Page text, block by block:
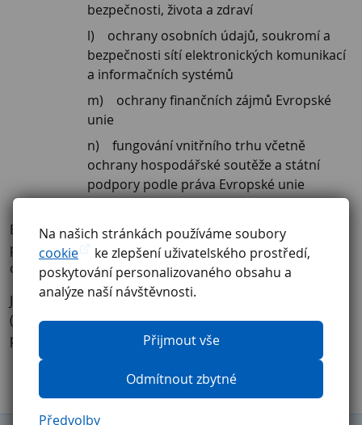
Na našich stránkách používáme soubory
cookie
ke zlepšení uživatelského prostředí,
poskytování personalizovaného obsahu a
analýze naší návštěvnosti.
Přijmout vše
Odmítnout zbytné
Předvolby
bezpečnosti, života a zdraví
ochrany osobních údajů, soukromí a
bezpečnosti sítí elektronických komunikací
a informačních systémů
ochrany finančních zájmů Evropské
unie
fungování vnitřního trhu včetně
ochrany hospodářské soutěže a státní
podpory podle práva Evropské unie
Bližší informace vztahující se k oznamování porušování
práv EU jsou uvedeny v zákoně č. 171/2023 Sb., o
ochraně oznamovatelů.
Jihostroj a. s. prohlašuje, že má vydán vnitřní předpis
(směrnici), který kompletně upravuje implementaci
problematiky ochrany oznamovatelů (whistleblowingu).